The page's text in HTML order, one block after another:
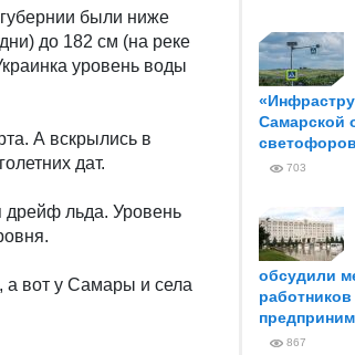
были ниже
до 182 см (на реке
уровень воды
А вскрылись в
дат.
дрейф льда. Уровень
вот у Самары и села
Самарской
светофоров
703
обсудили
867